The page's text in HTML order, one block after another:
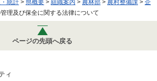
統計 > 県概要 > 組織案内 > 農林部 > 農村整備課 > 企
理及び保全に関する法律について
ページの先頭へ戻る
ィ